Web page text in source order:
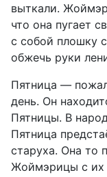
выткали.
что она пугает
с собой плошку
обжечь руки
Пятница —
день. Он
Пятницы. В
Пятница
старуха. Она то
Жоймэрицы с их